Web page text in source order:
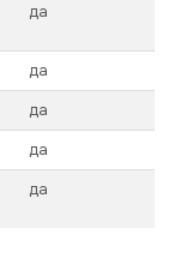
да
да
да
да
да